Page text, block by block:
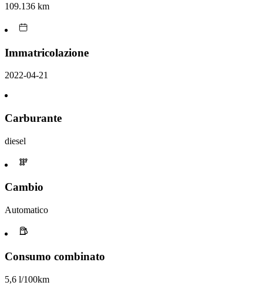
109.136 km
Immatricolazione
2022-04-21
Carburante
diesel
Cambio
Automatico
Consumo combinato
5,6 l/100km